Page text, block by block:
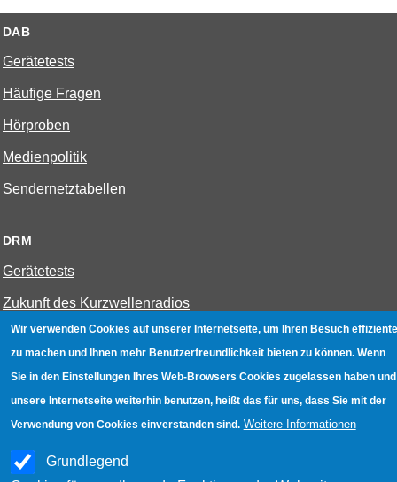
DAB
Gerätetests
Häufige Fragen
Hörproben
Medienpolitik
Sendernetztabellen
DRM
Gerätetests
Zukunft des Kurzwellenradios
W-LAN
Bestenliste
Geräte mit Aufnahmefunktion
Gerätetests
Wir verwenden Cookies auf unserer Internetseite, um Ihren Besuch
zu machen und Ihnen mehr Benutzerfreundlichkeit bieten zu können. Wenn
Sie in den Einstellungen Ihres Web-Browsers Cookies zugelassen haben und
unsere Internetseite weiterhin benutzen, heißt das für uns, dass Sie mit der
Verwendung von Cookies einverstanden sind. Weitere Informationen
Grundlegend